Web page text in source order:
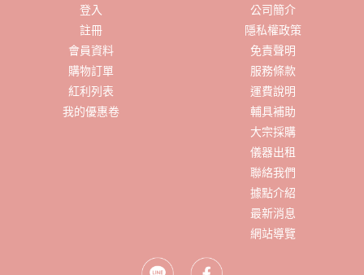
登入
註冊
會員資料
購物訂單
紅利列表
我的優惠卷
公司簡介
隱私權政策
免責聲明
服務條款
運費說明
輔具補助
大宗採購
儀器出租
聯絡我們
據點介紹
最新消息
網站導覽